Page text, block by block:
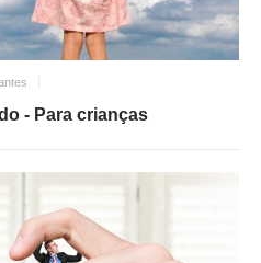
- Para crianças